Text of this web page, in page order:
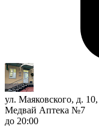
ул. Маяковского, д.
Медвай Аптека №7
до 20:00